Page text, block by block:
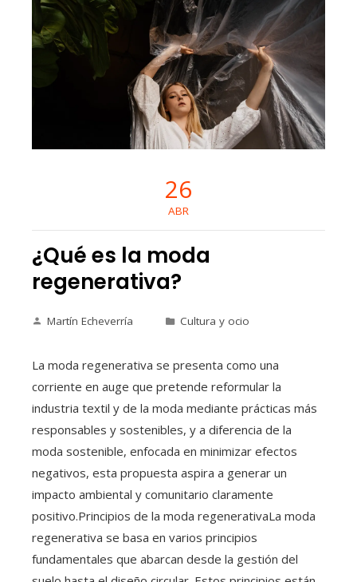
26
ABR
¿Qué es la moda
regenerativa?
Martín Echeverría Cultura y ocio
La moda regenerativa se presenta como una
corriente en auge que pretende reformular la
industria textil y de la moda mediante prácticas más
responsables y sostenibles, y a diferencia de la
moda sostenible, enfocada en minimizar efectos
negativos, esta propuesta aspira a generar un
impacto ambiental y comunitario claramente
positivo.Principios de la moda regenerativaLa moda
regenerativa se basa en varios principios
fundamentales que abarcan desde la gestión del